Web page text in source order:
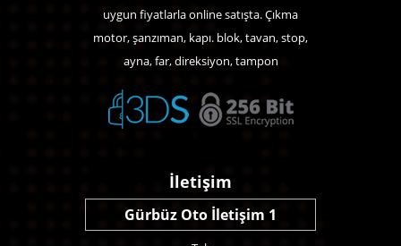
uygun fiyatlarla online satışta. Çıkma
motor, şanzıman, kapı. blok, tavan, stop,
ayna, far, direksiyon, tampon
İletişim
Gürbüz Oto İletişim 1